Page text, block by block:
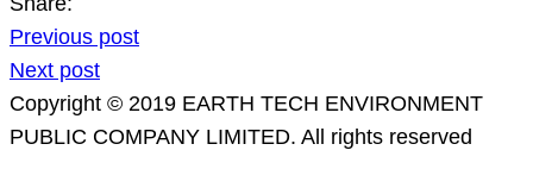
Previous post
Next post
Copyright © 2019 EARTH TECH ENVIRONMENT
PUBLIC COMPANY LIMITED. All rights reserved